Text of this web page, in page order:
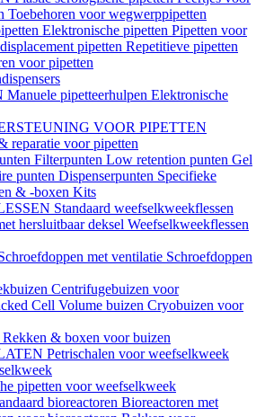
Toebehoren voor wegwerppipetten
Elektronische pipetten Pipetten voor
pipetten Repetitieve pipetten
voor pipetten
Manuele pipetteerhulpen Elektronische
VOOR PIPETTEN
reparatie voor pipetten
Filterpunten Low retention punten Gel
punten Dispenserpunten Specifieke
& -boxen Kits
Standaard weefselkweekflessen
hersluitbaar deksel Weefselkweekflessen
met ventilatie Schroefdoppen
Centrifugebuizen voor
Cell Volume buizen Cryobuizen voor
Rekken & boxen voor buizen
Petrischalen voor weefselkweek
pipetten voor weefselkweek
bioreactoren Bioreactoren met